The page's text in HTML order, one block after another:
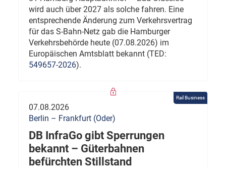
wird auch über 2027 als solche fahren. Eine
entsprechende Änderung zum Verkehrsvertrag
für das S-Bahn-Netz gab die Hamburger
Verkehrsbehörde heute (07.08.2026) im
Europäischen Amtsblatt bekannt (TED:
549657-2026).
Rail Business
07.08.2026
Berlin – Frankfurt (Oder)
DB InfraGo gibt Sperrungen
bekannt – Güterbahnen
befürchten Stillstand